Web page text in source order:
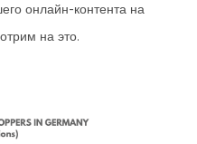
онлайн-контента на
на это.